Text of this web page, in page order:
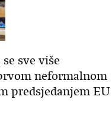
sve više
neformalnom
predsjedanjem EU